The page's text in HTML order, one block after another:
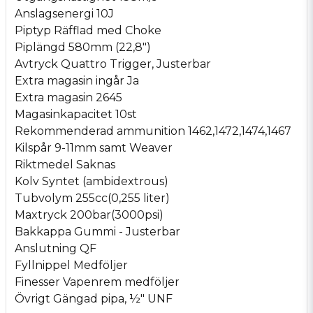
Anslagsenergi 10J
Piptyp Räfflad med Choke
Piplängd 580mm (22,8")
Avtryck Quattro Trigger, Justerbar
Extra magasin ingår Ja
Extra magasin 2645
Magasinkapacitet 10st
Rekommenderad ammunition 1462,1472,1474,1467
Kilspår 9-11mm samt Weaver
Riktmedel Saknas
Kolv Syntet (ambidextrous)
Tubvolym 255cc(0,255 liter)
Maxtryck 200bar(3000psi)
Bakkappa Gummi - Justerbar
Anslutning QF
Fyllnippel Medföljer
Finesser Vapenrem medföljer
Övrigt Gängad pipa, ½" UNF